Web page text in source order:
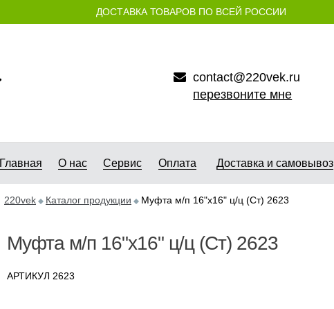
ДОСТАВКА ТОВАРОВ ПО ВСЕЙ РОССИИ
contact@220vek.ru
перезвоните мне
Главная О нас Сервис Оплата Доставка и самовывоз
220vek Каталог продукции Муфта м/п 16"х16" ц/ц (Ст) 2623
Муфта м/п 16"х16" ц/ц (Ст) 2623
АРТИКУЛ 2623